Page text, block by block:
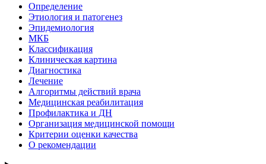
Определение
Этиология и патогенез
Эпидемиология
МКБ
Классификация
Клиническая картина
Диагностика
Лечение
Алгоритмы действий врача
Медицинская реабилитация
Профилактика и ДН
Организация медицинской помощи
Критерии оценки качества
О рекомендации